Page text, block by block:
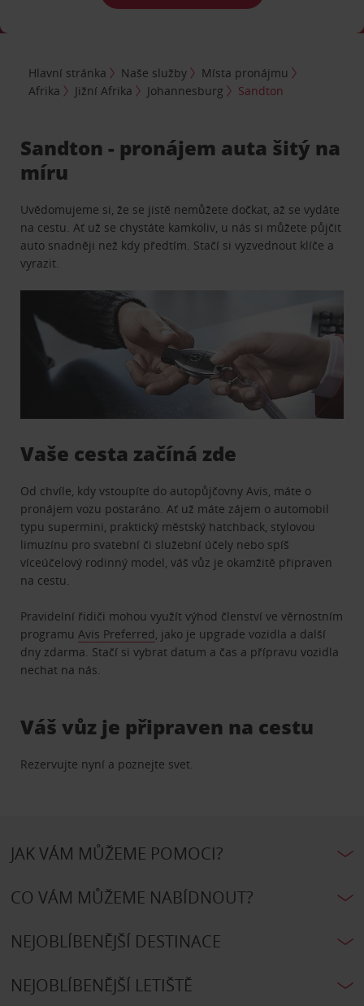
Hlavní stránka Naše služby
Místa pronájmu
Afrika
Jižní Afrika Johannesburg Sandton
Sandton - pronájem auta šitý na
míru
Uvědomujeme si, že se jistě nemůžete dočkat, až se vydáte
na cestu. Ať už se chystáte kamkoliv, u nás si můžete půjčit
auto snadněji než kdy předtím. Stačí si vyzvednout klíče a
vyrazit.
Vaše cesta začíná zde
Od chvíle, kdy vstoupíte do autopůjčovny Avis, máte o
pronájem vozu postaráno. Ať už máte zájem o automobil
typu supermini, praktický městský hatchback, stylovou
limuzínu pro svatební či služební účely nebo spíš
víceúčelový rodinný model, váš vůz je okamžitě připraven
na cestu.
Pravidelní řidiči mohou využít výhod členství ve věrnostním
programuAvis Preferred, jako je upgrade vozidla a další
dny zdarma. Stačí si vybrat datum a čas a přípravu vozidla
nechat na nás.
Váš vůz je připraven na cestu
Rezervujte nyní a poznejte svet.
JAK VÁM MŮŽEME POMOCI?
CO VÁM MŮŽEME NABÍDNOUT?
NEJOBLÍBENĚJŠÍ DESTINACE
NEJOBLÍBENĚJŠÍ LETIŠTĚ